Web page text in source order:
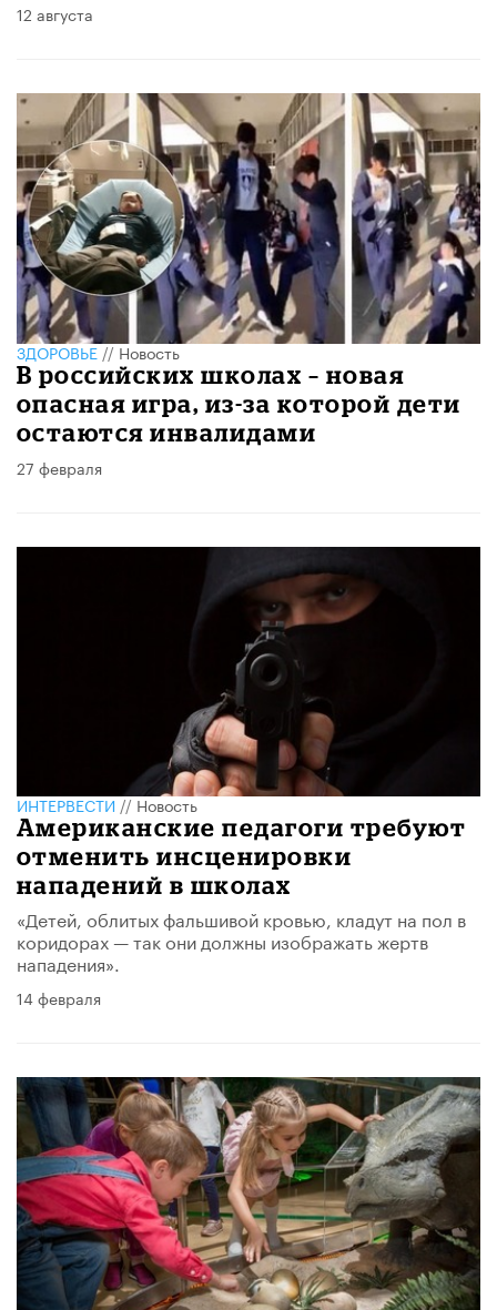
12 августа
ЗДОРОВЬЕ//Новость
В российских школах – новая
опасная игра, из-за которой дети
остаются инвалидами
27 февраля
ИНТЕРВЕСТИ//Новость
Американские педагоги требуют
отменить инсценировки
нападений в школах
«Детей, облитых фальшивой кровью, кладут на пол в
коридорах — так они должны изображать жертв
нападения».
14 февраля